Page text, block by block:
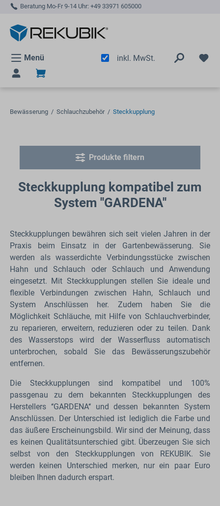
springen
Beratung Mo-Fr 9-14 Uhr: +49 33971 605000
Menü inkl. MwSt.
Bewässerung / Schlauchzubehör / Steckkupplung
Produkte filtern
Steckkupplung kompatibel zum
System ''GARDENA''
Steckkupplungen bewähren sich seit vielen Jahren in der
Praxis beim Einsatz in der Gartenbewässerung. Sie
werden als wasserdichte Verbindungsstücke zwischen
Hahn und Schlauch oder Schlauch und Anwendung
eingesetzt. Mit Steckkupplungen stellen Sie ideale und
flexible Verbindungen zwischen Hahn, Schlauch und
System Anschlüssen her. Zudem haben Sie die
Möglichkeit Schläuche, mit Hilfe von Schlauchverbinder,
zu reparieren, erweitern, reduzieren oder zu teilen. Dank
des Wasserstops wird der Wasserfluss automatisch
unterbrochen, sobald Sie das Bewässerungszubehör
entfernen.
Die Steckkupplungen sind kompatibel und 100%
passgenau zu dem bekannten Steckkupplungen des
Herstellers ‘‘GARDENA‘‘ und dessen bekannten System
Anschlüssen. Der Unterschied ist lediglich die Farbe und
das äußere Erscheinungsbild. Wir sind der Meinung, dass
es keinen Qualitätsunterschied gibt. Überzeugen Sie sich
selbst von den Steckkupplungen von REKUBIK. Sie
werden keinen Unterschied merken, nur ein paar Euro
bleiben Ihnen dadurch erspart.